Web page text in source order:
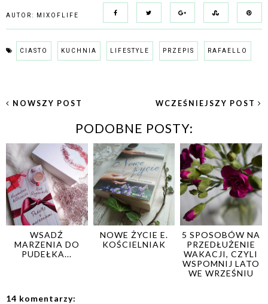
AUTOR: MIXOFLIFE
CIASTO KUCHNIA LIFESTYLE PRZEPIS RAFAELLO
NOWSZY POST WCZEŚNIEJSZY POST
PODOBNE POSTY:
WSADŹ
MARZENIA DO
PUDEŁKA...
NOWE ŻYCIE E.
KOŚCIELNIAK
5 SPOSOBÓW NA
PRZEDŁUŻENIE
WAKACJI, CZYLI
WSPOMNIJ LATO
WE WRZEŚNIU
14 komentarzy: